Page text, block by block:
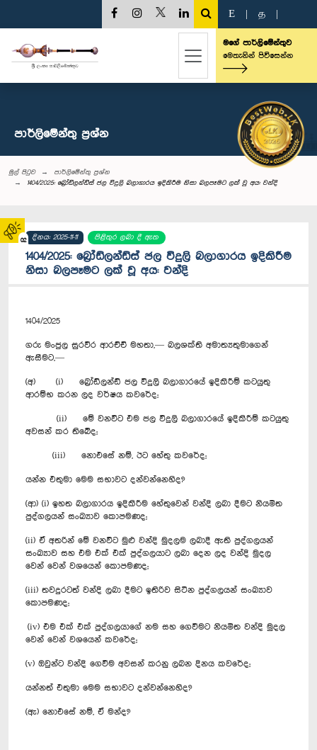
02
E த
මගේ පාර්ලිමේන්තුව
මෙතැනින් පිවිසෙන්න
පාර්ලි‌මේන්තු‌ ප්‍රශ්න
මුල් පිටුව
පාර්ලි‌මේන්තු‌ ප්‍රශ්න
1404/2025: බ්‍රෝඩ්ලන්ඩ්ස් ජල විදුලි බලාගාරය ඉදිකිරීම නිසා බලපෑමට ලක් වූ අය: වන්දි
දිනය: 2025-11-11 පිළිතුර ලබා දී ඇත
1404/2025: බ්‍රෝඩ්ලන්ඩ්ස් ජල විදුලි බලාගාරය ඉදිකිරීම
නිසා බලපෑමට ලක් වූ අය: වන්දි
1404/2025
ගරු මංජුල සුරවීර ආරච්චි මහතා,— බලශක්ති අමාත්‍යතුමාගෙන්
ඇසීමට,—
(අ) (i) බ්‍රෝඩ්ලන්ඩ් ජල විදුලි බලාගාරයේ ඉදිකිරීම් කටයුතු
ආරම්භ කරන ලද වර්ෂය කවරේද;
(ii) මේ වනවිට එම ජල විදුලි බලාගාරයේ ඉදිකිරීම් කටයුතු
අවසන් කර තිබේද;
(iii) නොඑසේ නම්, ඊට හේතු කවරේද;
යන්න එතුමා මෙම සභාවට දන්වන්නෙහිද?
(ආ) ‍(i) ඉහත බලාගාරය ඉදිකිරීම හේතුවෙන් වන්දි ලබා දීමට නියමිත
පුද්ගලයන් සංඛ්‍යාව කොපමණද;
(ii) ඒ අතරින් මේ වනවිට මුළු වන්දි මුදලම ලබාදී ඇති පුද්ගලයන්
සංඛ්‍යාව සහ එම එක් එක් පුද්ගලයාට ලබා දෙන ලද වන්දි මුදල
වෙන් වෙන් වශයෙන් කොපමණද;
(iii) තවදුරටත් වන්දි ලබා දීමට ඉතිරිව සිටින පුද්ගලයන් සංඛ්‍යාව
කොපමණද;
(iv) එම එක් එක් පුද්ගලයාගේ නම සහ ගෙවීමට නියමිත වන්දි මුදල
වෙන් වෙන් වශයෙන් කවරේද;
(v) ඔවුන්ට වන්දි ගෙවීම අවසන් කරනු ලබන දිනය කවරේද;
යන්නත් එතුමා මෙම සභාවට දන්වන්නෙහිද?
(ඇ) නොඑසේ නම්, ඒ මන්ද?